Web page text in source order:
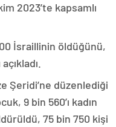
2023’te kapsamlı
İsraillinin öldüğünü,
Şeridi’ne düzenlediği
9 bin 560’ı kadın
75 bin 750 kişi